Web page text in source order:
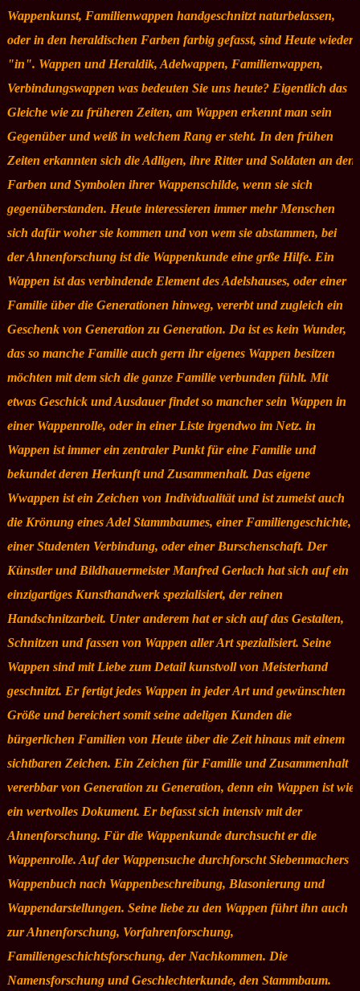
Wappenkunst, Familienwappen handgeschnitzt naturbelassen,
oder in den heraldischen Farben farbig gefasst, sind Heute wieder
"in". Wappen und Heraldik, Adelwappen, Familienwappen,
Verbindungswappen was bedeuten Sie uns heute? Eigentlich das
Gleiche wie zu früheren Zeiten, am Wappen erkennt man sein
Gegenüber und weiß in welchem Rang er steht. In den frühen
Zeiten erkannten sich die Adligen, ihre Ritter und Soldaten an den
Farben und Symbolen ihrer Wappenschilde, wenn sie sich
gegenüberstanden. Heute interessieren immer mehr Menschen
sich dafür woher sie kommen und von wem sie abstammen, bei
der Ahnenforschung ist die Wappenkunde eine grße Hilfe. Ein
Wappen ist das verbindende Element des Adelshauses, oder einer
Familie über die Generationen hinweg, vererbt und zugleich ein
Geschenk von Generation zu Generation. Da ist es kein Wunder,
das so manche Familie auch gern ihr eigenes Wappen besitzen
möchten mit dem sich die ganze Familie verbunden fühlt. Mit
etwas Geschick und Ausdauer findet so mancher sein Wappen in
einer Wappenrolle, oder in einer Liste irgendwo im Netz. in
Wappen ist immer ein zentraler Punkt für eine Familie und
bekundet deren Herkunft und Zusammenhalt. Das eigene
Wwappen ist ein Zeichen von Individualität und ist zumeist auch
die Krönung eines Adel Stammbaumes, einer Familiengeschichte,
einer Studenten Verbindung, oder einer Burschenschaft. Der
Künstler und Bildhauermeister Manfred Gerlach hat sich auf ein
einzigartiges Kunsthandwerk spezialisiert, der reinen
Handschnitzarbeit. Unter anderem hat er sich auf das Gestalten,
Schnitzen und fassen von Wappen aller Art spezialisiert. Seine
Wappen sind mit Liebe zum Detail kunstvoll von Meisterhand
geschnitzt. Er fertigt jedes Wappen in jeder Art und gewünschten
Größe und bereichert somit seine adeligen Kunden die
bürgerlichen Familien von Heute über die Zeit hinaus mit einem
sichtbaren Zeichen. Ein Zeichen für Familie und Zusammenhalt
vererbbar von Generation zu Generation, denn ein Wappen ist wie
ein wertvolles Dokument. Er befasst sich intensiv mit der
Ahnenforschung. Für die Wappenkunde durchsucht er die
Wappenrolle. Auf der Wappensuche durchforscht Siebenmachers
Wappenbuch nach Wappenbeschreibung, Blasonierung und
Wappendarstellungen. Seine liebe zu den Wappen führt ihn auch
zur Ahnenforschung, Vorfahrenforschung,
Familiengeschichtsforschung, der Nachkommen. Die
Namensforschung und Geschlechterkunde, den Stammbaum.